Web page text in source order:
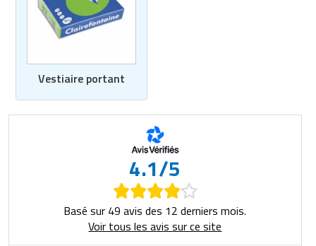
Vestiaire portant
4.1/5
Basé sur 49 avis des 12 derniers mois.
Voir tous les avis sur ce site